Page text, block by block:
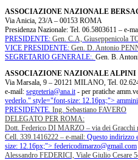
ASSOCIAZIONE NAZIONALE
Via Anicia, 23/A – 00153 ROMA
Presidenza Nazionale: Tel. 06.5803611 – e-
PRESIDENTE: Gen. C.A, Giuseppenicola
VICE PRESIDENTE: Gen. D. Antonio
SEGRETARIO GENERALE:. Gen. B.
ASSOCIAZIONE NAZIONALE ALPINI
Via Marsala, 9 – 20121 MILANO, Tel.
e-mail: segreteria@ana.it- per pratiche
vederlo." style="font-size: 12.16px;">
PRESIDENTE. Ing. Sebastiano FAVERO
DELEGATO PER ROMA:
Dott. Federico DI MARZO – via dei Gracchi
Cell. 339.1416222 – e-mail: Questo indirizzo
size: 12.16px;"> federicodimarzo@gmail.com
Alessandro FEDERICI, Viale Giulio Cesare